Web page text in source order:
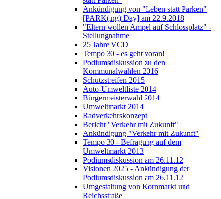
Ankündigung von "Leben statt Parken"
[PARK(ing) Day] am 22.9.2018
"Eltern wollen Ampel auf Schlossplatz" -
Stellungnahme
25 Jahre VCD
Tempo 30 - es geht voran!
Podiumsdiskussion zu den
Kommunalwahlen 2016
Schutzstreifen 2015
Auto-Umweltliste 2014
Bürgermeisterwahl 2014
Umweltmarkt 2014
Radverkehrskonzept
Bericht "Verkehr mit Zukunft"
Ankündigung "Verkehr mit Zukunft"
Tempo 30 - Befragung auf dem
Umweltmarkt 2013
Podiumsdiskussion am 26.11.12
Visionen 2025 - Ankündigung der
Podiumsdiskussion am 26.11.12
Umgestaltung von Kornmarkt und
Reichsstraße